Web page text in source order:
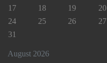
August 2026
17
18 19 20
24
25 26 27
31